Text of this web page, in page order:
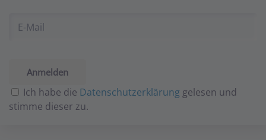
Ich habe die Datenschutzerklärung gelesen und
stimme dieser zu.